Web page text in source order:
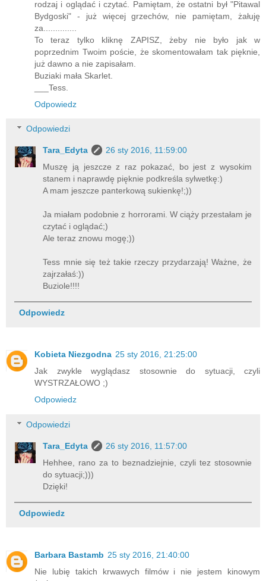
rodzaj i oglądać i czytać. Pamiętam, że ostatni był "Pitawal
Bydgoski" - już więcej grzechów, nie pamiętam, żałuję
za..............
To teraz tylko kliknę ZAPISZ, żeby nie było jak w
poprzednim Twoim poście, że skomentowałam tak pięknie,
już dawno a nie zapisałam.
Buziaki mała Skarlet.
___Tess.
Odpowiedz
Odpowiedzi
Tara_Edyta
26 sty 2016, 11:59:00
Muszę ją jeszcze z raz pokazać, bo jest z wysokim
stanem i naprawdę pięknie podkreśla sylwetkę:)
A mam jeszcze panterkową sukienkę!;))
Ja miałam podobnie z horrorami. W ciąży przestałam je
czytać i oglądać;)
Ale teraz znowu mogę;))
Tess mnie się też takie rzeczy przydarzają! Ważne, że
zajrzałaś:))
Buziole!!!!
Odpowiedz
Kobieta Niezgodna 25 sty 2016, 21:25:00
Jak zwykle wyglądasz stosownie do sytuacji, czyli
WYSTRZAŁOWO ;)
Odpowiedz
Odpowiedzi
Tara_Edyta
26 sty 2016, 11:57:00
Hehhee, rano za to beznadziejnie, czyli tez stosownie
do sytuacji;)))
Dzięki!
Odpowiedz
Barbara Bastamb 25 sty 2016, 21:40:00
Nie lubię takich krwawych filmów i nie jestem kinowym